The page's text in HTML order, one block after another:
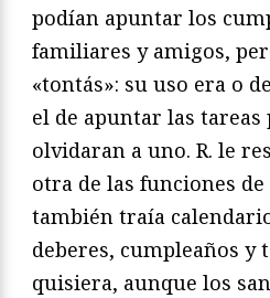
podían apuntar los
familiares y amigos,
«tontás»: su uso era o
el de apuntar las tareas
olvidaran a uno. R. le
otra de las funciones
también traía
deberes, cumpleaños y
quisiera, aunque los